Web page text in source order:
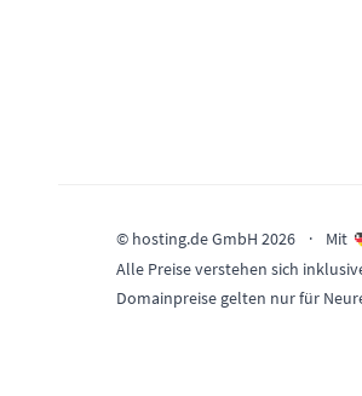
© hosting.de GmbH 2026 · Mit
Alle Preise verstehen sich
Domainpreise gelten nur für